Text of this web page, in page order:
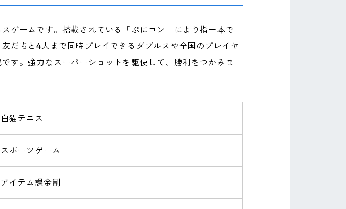
ゲームです。搭載されている「ぷにコン」により指一本で
だちと4人まで同時プレイできるダブルスや全国のプレイヤ
す。強力なスーパーショットを駆使して、勝利をつかみま
白猫テニス
スポーツゲーム
アイテム課金制